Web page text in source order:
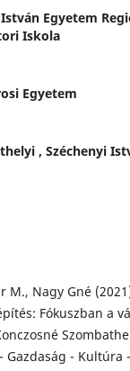
Egyetem
Iskola
Egyetem
, Széchenyi
Nagy Gné
Fókuszban a
- Kultúra